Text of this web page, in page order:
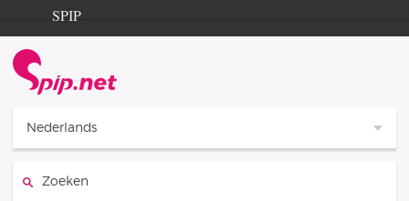
Ga naar de inhoud
Ga naar de navigatie
SPIP
Documentation
Contribution
Nederlands